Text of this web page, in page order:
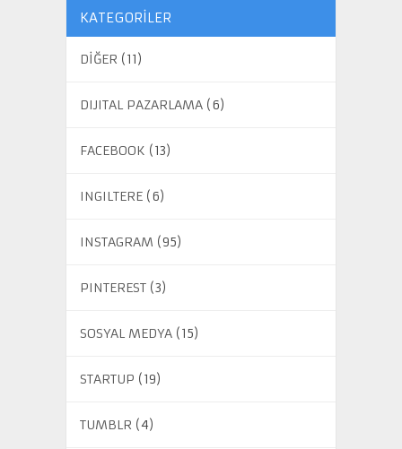
KATEGORILER
DİĞER (11)
DIJITAL PAZARLAMA(6)
FACEBOOK (13)
INGILTERE(6)
INSTAGRAM (95)
PINTEREST(3)
SOSYAL MEDYA(15)
STARTUP (19)
TUMBLR (4)